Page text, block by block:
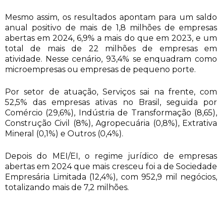
Mesmo assim, os resultados apontam para um saldo
anual positivo de mais de 1,8 milhões de empresas
abertas em 2024, 6,9% a mais do que em 2023, e um
total de mais de 22 milhões de empresas em
atividade. Nesse cenário, 93,4% se enquadram como
microempresas ou empresas de pequeno porte.
Por setor de atuação, Serviços sai na frente, com
52,5% das empresas ativas no Brasil, seguida por
Comércio (29,6%), Indústria de Transformação (8,65),
Construção Civil (8%), Agropecuária (0,8%), Extrativa
Mineral (0,1%) e Outros (0,4%).
Depois do MEI/EI, o regime jurídico de empresas
abertas em 2024 que mais cresceu foi a de Sociedade
Empresária Limitada (12,4%), com 952,9 mil negócios,
totalizando mais de 7,2 milhões.